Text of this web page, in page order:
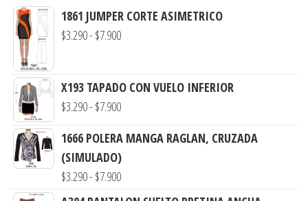
1861 JUMPER CORTE ASIMETRICO
$3.290- $7.900Rango
desde
$3.290
hasta
X193 TAPADO CON VUELO INFERIOR
$3.290- $7.900Rango
precios:
desde
$3.290
1666 POLERA MANGA RAGLAN, CRUZADA
(SIMULADO)
$3.290- $7.900Rango
de